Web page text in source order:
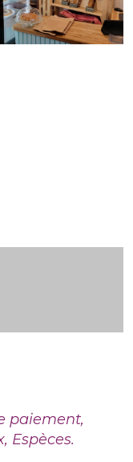
paiement,
Espèces.